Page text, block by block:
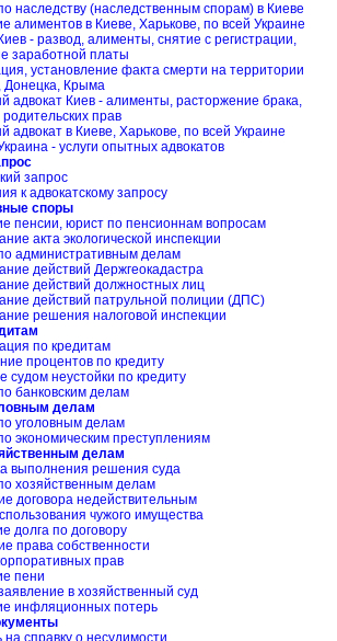
наследству (наследственным спорам) в Киеве
алиментов в Киеве, Харькове, по всей Украине
- развод, алименты, снятие с регистрации,
заработной платы
установление факта смерти на территории
Донецка, Крыма
адвокат Киев - алименты, расторжение брака,
прав
адвокат в Киеве, Харькове, по всей Украине
- услуги опытных адвокатов
запрос
к адвокатскому запросу
споры
пенсии, юрист по пенсионнам вопросам
акта экологической инспекции
административным делам
действий Держгеокадастра
действий должностных лиц
действий патрульной полиции (ДПС)
решения налоговой инспекции
по кредитам
процентов по кредиту
судом неустойки по кредиту
банковским делам
делам
уголовным делам
экономическим преступлениям
делам
выполнения решения суда
хозяйственным делам
договора недействительным
чужого имущества
долга по договору
права собственности
прав
пени
в хозяйственный суд
инфляционных потерь